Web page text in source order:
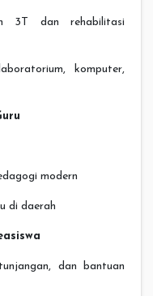
3T dan rehabilitasi
komputer,
modern
di daerah
dan bantuan